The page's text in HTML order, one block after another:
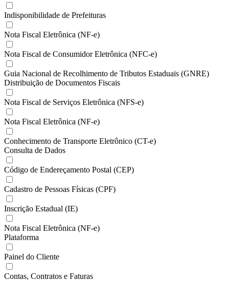
Indisponibilidade de Prefeituras
Nota Fiscal Eletrônica (NF-e)
Nota Fiscal de Consumidor Eletrônica (NFC-e)
Guia Nacional de Recolhimento de Tributos Estaduais (GNRE)
Distribuição de Documentos Fiscais
Nota Fiscal de Serviços Eletrônica (NFS-e)
Nota Fiscal Eletrônica (NF-e)
Conhecimento de Transporte Eletrônico (CT-e)
Consulta de Dados
Código de Endereçamento Postal (CEP)
Cadastro de Pessoas Físicas (CPF)
Inscrição Estadual (IE)
Nota Fiscal Eletrônica (NF-e)
Plataforma
Painel do Cliente
Contas, Contratos e Faturas